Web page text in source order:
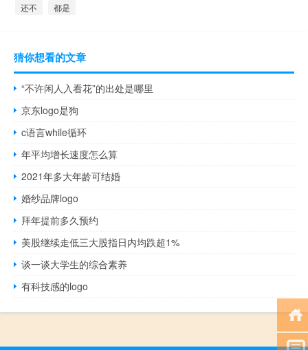
还不 都是
猜你想看的文章
“不许闲人入看花”的出处是哪里
京东logo是狗
c语言while循环
年平均增长速度怎么算
2021年多大年龄可结婚
婚纱品牌logo
拜年提前多久预约
美股继续走低三大股指日内均跌超1%
谈一谈大学生的综合素养
有科技感的logo